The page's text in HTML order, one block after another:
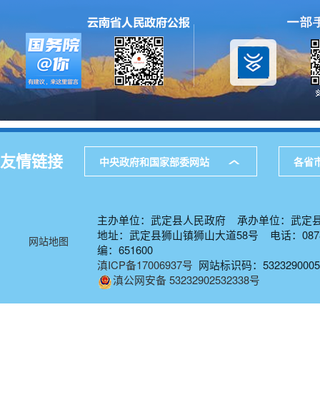
友情链接 中央政府和国家部委网站 各省
网站地图
主办单位：武定县人民政府 承办单位：武定
地址：武定县狮山镇狮山大道58号 电话：
编：651600
滇ICP备17006937号 网站标识码：5323290005
滇公网安备 53232902532338号